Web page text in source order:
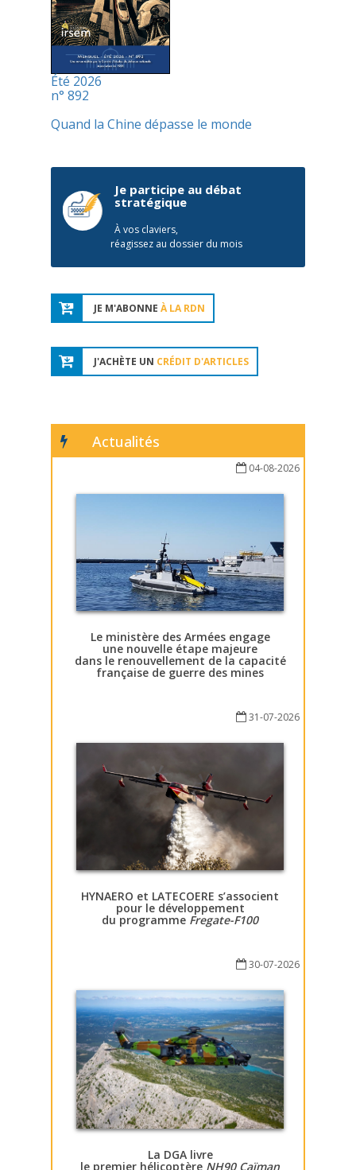
Été 2026
n° 892
Quand la Chine dépasse le monde
Je participe au débat
stratégique
À vos claviers,
réagissez au dossier du mois
JE M'ABONNE À LA RDN
J'ACHÈTE UN CRÉDIT D'ARTICLES
Actualités
04-08-2026
Le ministère des Armées engage
une nouvelle étape majeure
dans le renouvellement de la capacité
française de guerre des mines
31-07-2026
HYNAERO et LATECOERE s’associent
pour le développement
du programme Fregate-F100
30-07-2026
La DGA livre
le premier hélicoptère NH90 Caïman